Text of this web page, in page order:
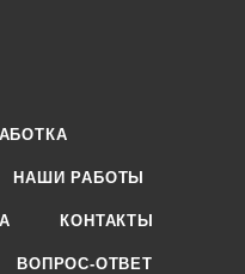
НАШИ РАБОТЫ
КОНТАКТЫ
ВОПРОС-ОТВЕТ